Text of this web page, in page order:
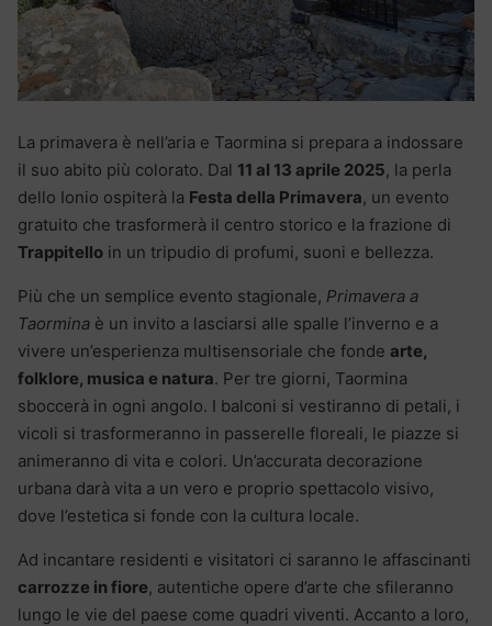
La primavera è nell’aria e Taormina si prepara a indossare
il suo abito più colorato. Dal 11 al 13 aprile 2025, la perla
dello Ionio ospiterà la Festa della Primavera, un evento
gratuito che trasformerà il centro storico e la frazione di
Trappitello in un tripudio di profumi, suoni e bellezza.
Più che un semplice evento stagionale, Primavera a
Taormina è un invito a lasciarsi alle spalle l’inverno e a
vivere un’esperienza multisensoriale che fonde arte,
folklore, musica e natura. Per tre giorni, Taormina
sboccerà in ogni angolo. I balconi si vestiranno di petali, i
vicoli si trasformeranno in passerelle floreali, le piazze si
animeranno di vita e colori. Un’accurata decorazione
urbana darà vita a un vero e proprio spettacolo visivo,
dove l’estetica si fonde con la cultura locale.
Ad incantare residenti e visitatori ci saranno le affascinanti
carrozze in fiore, autentiche opere d’arte che sfileranno
lungo le vie del paese come quadri viventi. Accanto a loro,